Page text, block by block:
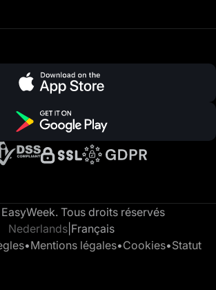
Tous droits réservés
Nederlands Français
•Mentions légales•Cookies•Statut